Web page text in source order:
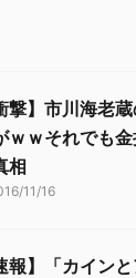
撃】市川海老
ｗｗそれでも金
相
11/16
報】「カイン